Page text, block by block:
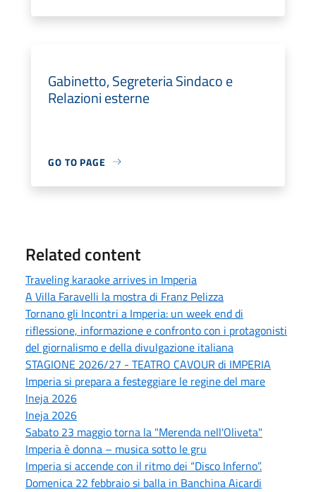
Gabinetto, Segreteria Sindaco e
Relazioni esterne
GO TO PAGE
Related content
Traveling karaoke arrives in Imperia
A Villa Faravelli la mostra di Franz Pelizza
Tornano gli Incontri a Imperia: un week end di
riflessione, informazione e confronto con i protagonisti
del giornalismo e della divulgazione italiana
STAGIONE 2026/27 - TEATRO CAVOUR di IMPERIA
Imperia si prepara a festeggiare le regine del mare
Ineja 2026
Ineja 2026
Sabato 23 maggio torna la "Merenda nell'Oliveta"
Imperia è donna – musica sotto le gru
Imperia si accende con il ritmo dei “Disco Inferno”.
Domenica 22 febbraio si balla in Banchina Aicardi